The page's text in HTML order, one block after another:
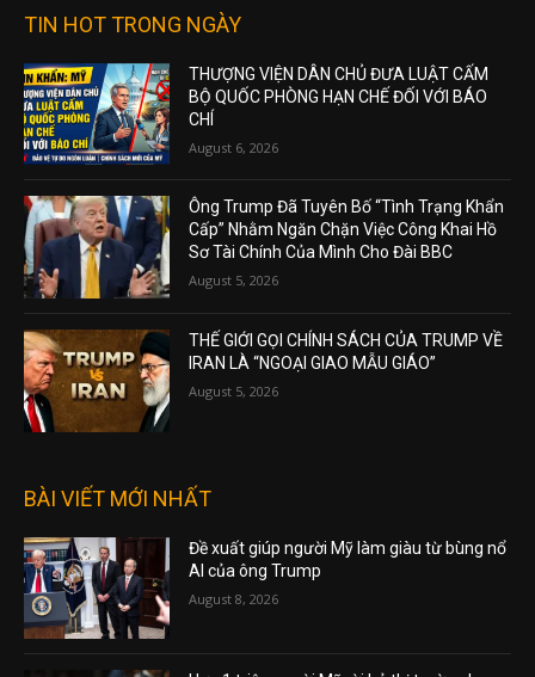
TIN HOT TRONG NGÀY
THƯỢNG VIỆN DÂN CHỦ ĐƯA LUẬT CẤM
BỘ QUỐC PHÒNG HẠN CHẾ ĐỐI VỚI BÁO
CHÍ
August 6, 2026
Ông Trump Đã Tuyên Bố “Tình Trạng Khẩn
Cấp” Nhằm Ngăn Chặn Việc Công Khai Hồ
Sơ Tài Chính Của Mình Cho Đài BBC
August 5, 2026
THẾ GIỚI GỌI CHÍNH SÁCH CỦA TRUMP VỀ
IRAN LÀ “NGOẠI GIAO MẪU GIÁO”
August 5, 2026
BÀI VIẾT MỚI NHẤT
Đề xuất giúp người Mỹ làm giàu từ bùng nổ
AI của ông Trump
August 8, 2026